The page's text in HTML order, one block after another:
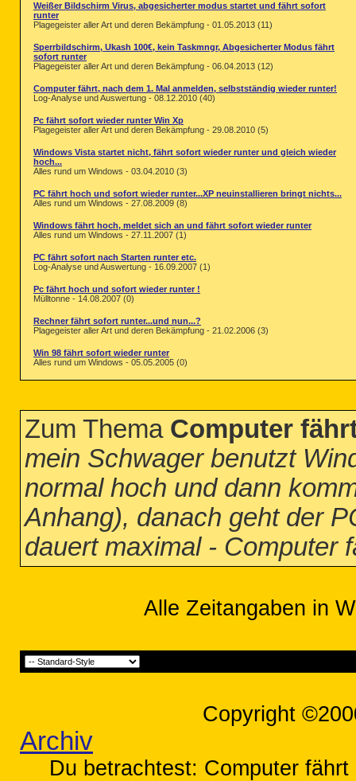
Weißer Bildschirm Virus, abgesicherter modus startet und fährt sofort
runter
Plagegeister aller Art und deren Bekämpfung - 01.05.2013 (11)
Sperrbildschirm, Ukash 100€, kein Taskmngr, Abgesicherter Modus fährt
sofort runter
Plagegeister aller Art und deren Bekämpfung - 06.04.2013 (12)
Computer fährt, nach dem 1. Mal anmelden, selbstständig wieder runter!
Log-Analyse und Auswertung - 08.12.2010 (40)
Pc fährt sofort wieder runter Win Xp
Plagegeister aller Art und deren Bekämpfung - 29.08.2010 (5)
Windows Vista startet nicht, fährt sofort wieder runter und gleich wieder
hoch...
Alles rund um Windows - 03.04.2010 (3)
PC fährt hoch und sofort wieder runter...XP neuinstallieren bringt nichts...
Alles rund um Windows - 27.08.2009 (8)
Windows fährt hoch, meldet sich an und fährt sofort wieder runter
Alles rund um Windows - 27.11.2007 (1)
PC fährt sofort nach Starten runter etc.
Log-Analyse und Auswertung - 16.09.2007 (1)
Pc fährt hoch und sofort wieder runter !
Mülltonne - 14.08.2007 (0)
Rechner fährt sofort runter...und nun...?
Plagegeister aller Art und deren Bekämpfung - 21.02.2006 (3)
Win 98 fährt sofort wieder runter
Alles rund um Windows - 05.05.2005 (0)
Zum Thema Computer
mein Schwager benutzt
normal hoch und dann
Anhang), danach geht der
dauert maximal - Computer
Alle Zeitangaben in
Copyright
Archiv
Du betrachtest: Computer